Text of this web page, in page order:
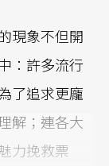
現象不但開
：許多流行
了追求更龐
解；連各大
力挽救票